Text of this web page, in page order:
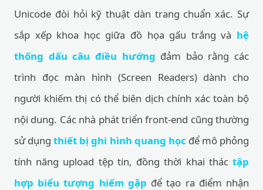
Unicode đòi hỏi kỹ thuật dàn trang chuẩn xác. Sự
sắp xếp khoa học giữa đồ họa gấu trắng và hệ
thống dấu câu điều hướng đảm bảo rằng các
trình đọc màn hình (Screen Readers) dành cho
người khiếm thị có thể biên dịch chính xác toàn bộ
nội dung. Các nhà phát triển front-end cũng thường
sử dụngthiết bị ghi hình quang học để mô phỏng
tính năng upload tệp tin, đồng thời khai thác tập
hợp biểu tượng hiếm gặp để tạo ra điểm nhận